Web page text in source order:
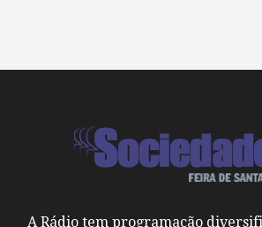
A Rádio tem programação